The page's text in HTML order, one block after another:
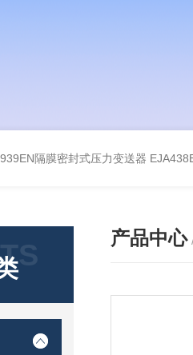
隔膜密封式压力变送器
产品中心